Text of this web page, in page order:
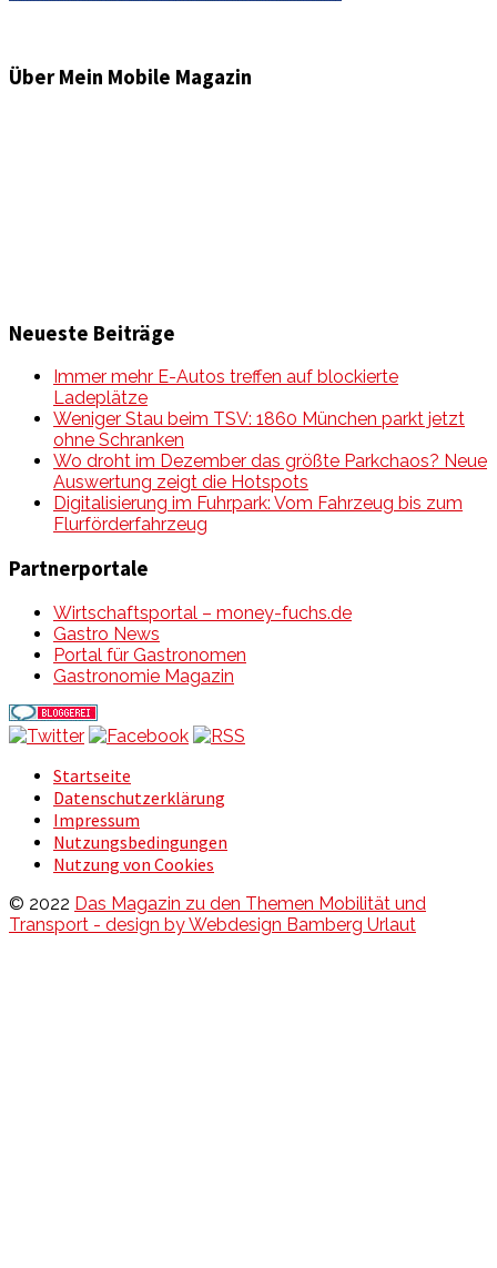
Über Mein Mobile Magazin
Neueste Beiträge
Immer mehr E-Autos treffen auf blockierte
Ladeplätze
Weniger Stau beim TSV: 1860 München parkt jetzt
ohne Schranken
Wo droht im Dezember das größte Parkchaos? Neue
Auswertung zeigt die Hotspots
Digitalisierung im Fuhrpark: Vom Fahrzeug bis zum
Flurförderfahrzeug
Partnerportale
Wirtschaftsportal – money-fuchs.de
Gastro News
Portal für Gastronomen
Gastronomie Magazin
Startseite
Datenschutzerklärung
Impressum
Nutzungsbedingungen
Nutzung von Cookies
© 2022 Das Magazin zu den Themen Mobilität und
Transport - design by Webdesign Bamberg Urlaut